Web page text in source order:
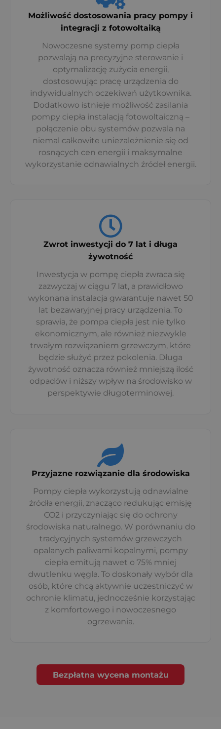
Możliwość dostosowania pracy pompy i
integracji z fotowoltaiką
Nowoczesne systemy pomp ciepła
pozwalają na precyzyjne sterowanie i
optymalizację zużycia energii,
dostosowując pracę urządzenia do
indywidualnych oczekiwań użytkownika.
Dodatkowo istnieje możliwość zasilania
pompy ciepła instalacją fotowoltaiczną –
połączenie obu systemów pozwala na
niemal całkowite uniezależnienie się od
rosnących cen energii i maksymalne
wykorzystanie odnawialnych źródeł energii.
Zwrot inwestycji do 7 lat i długa
żywotność
Inwestycja w pompę ciepła zwraca się
zazwyczaj w ciągu 7 lat, a prawidłowo
wykonana instalacja gwarantuje nawet 50
lat bezawaryjnej pracy urządzenia. To
sprawia, że pompa ciepła jest nie tylko
ekonomicznym, ale również niezwykle
trwałym rozwiązaniem grzewczym, które
będzie służyć przez pokolenia. Długa
żywotność oznacza również mniejszą ilość
odpadów i niższy wpływ na środowisko w
perspektywie długoterminowej.
Przyjazne rozwiązanie dla środowiska
Pompy ciepła wykorzystują odnawialne
źródła energii, znacząco redukując emisję
CO2 i przyczyniając się do ochrony
środowiska naturalnego. W porównaniu do
tradycyjnych systemów grzewczych
opalanych paliwami kopalnymi, pompy
ciepła emitują nawet o 75% mniej
dwutlenku węgla. To doskonały wybór dla
osób, które chcą aktywnie uczestniczyć w
ochronie klimatu, jednocześnie korzystając
z komfortowego i nowoczesnego
ogrzewania.
Bezpłatna wycena montażu